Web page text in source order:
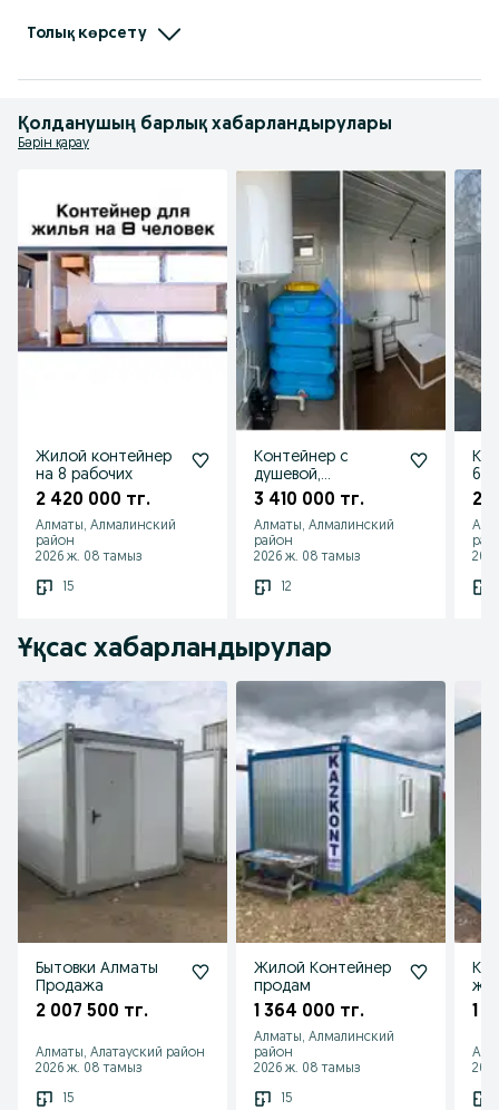
- бытовки
- вагон дома на шасси
Если кому нужно выписываем с НДС и без НДС.
Также сдаем в аренду:
- жилые контейнеры в аренду
Осуществляем доставку по Алматы и Казахстану.
Толық көрсету
Қолданушың барлық хабарландырулары
Бәрін қарау
Жилой контейнер
на 8 рабочих
2 420 000 тг.
Алматы, Алмалинский
район
2026 ж. 08 тамыз
15
Контейнер с
душевой,
санузлом,
3 410 000 тг.
Алматы, Алмалинский
район
2026 ж. 08 тамыз
12
2
Ұқсас хабарландырулар
Бытовки Алматы
Продажа
2 007 500 тг.
Алматы, Алатауский район
2026 ж. 08 тамыз
15
Жилой Контейнер
продам
1 364 000 тг.
Алматы, Алмалинский
район
2026 ж. 08 тамыз
15
1